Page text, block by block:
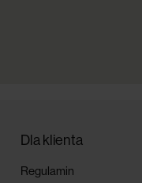
Dla klienta
Regulamin